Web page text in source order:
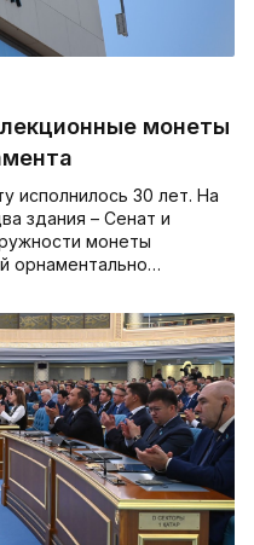
монеты
исполнилось 30 лет. На
здания – Сенат и
монеты
орнаментально…